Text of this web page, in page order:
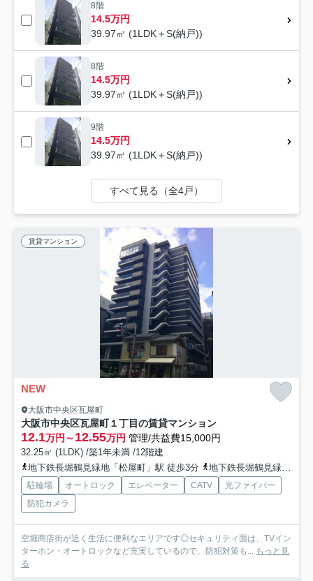
8階
14.5万円
39.97㎡ (1LDK＋S(納戸))
8階
14.5万円
39.97㎡ (1LDK＋S(納戸))
9階
14.5万円
39.97㎡ (1LDK＋S(納戸))
すべて見る（全4戸）
賃貸マンション
NEW
大阪市中央区瓦屋町
大阪市中央区瓦屋町１丁目の賃貸マンション
12.1万円～12.55万円 管理/共益費15,000円
32.25㎡ (1LDK) /築1年未満 /12階建
地下鉄長堀鶴見緑地「松屋町」駅 徒歩3分
地下鉄長堀鶴見緑地「長堀橋」駅 徒歩6分
駐輪場 オートロック エレベーター CATV
光ファイバー
防犯カメラ
空堀商店街が近く生活に便利なエリアです◎セキュリティ面は、TVイン
ターホン・オートロックなど充実しているので、防犯対策も... もっと見
る